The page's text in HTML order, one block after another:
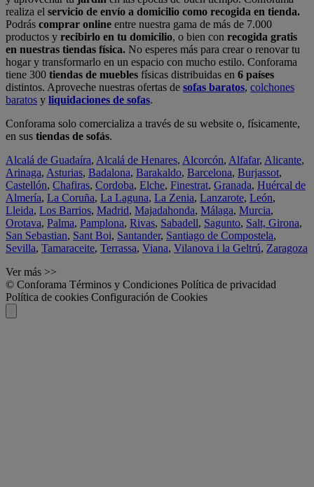
realiza el servicio de envío a domicilio como recogida en tienda.
Podrás comprar online entre nuestra gama de más de 7.000
productos y recibirlo en tu domicilio, o bien con recogida gratis
en nuestras tiendas física. No esperes más para crear o renovar tu
hogar y transformarlo en un espacio con mucho estilo. Conforama
tiene 300 tiendas de muebles físicas distribuidas en 6 países
distintos. Aproveche nuestras ofertas de sofas baratos, colchones
baratos y liquidaciones de sofas.
Conforama solo comercializa a través de su website o, físicamente,
en sus tiendas de sofás.
Alcalá de Guadaíra, Alcalá de Henares, Alcorcón, Alfafar, Alicante,
Arinaga, Asturias, Badalona, Barakaldo, Barcelona, Burjassot,
Castellón, Chafiras, Cordoba, Elche, Finestrat, Granada, Huércal de
Almería, La Coruña, La Laguna, La Zenia, Lanzarote, León,
Lleida, Los Barrios, Madrid, Majadahonda, Málaga, Murcia,
Orotava, Palma, Pamplona, Rivas, Sabadell, Sagunto, Salt, Girona,
San Sebastian, Sant Boi, Santander, Santiago de Compostela,
Sevilla, Tamaraceite, Terrassa, Viana, Vilanova i la Geltrú, Zaragoza
Ver más >>
© Conforama Términos y Condiciones Política de privacidad
Política de cookies Configuración de Cookies